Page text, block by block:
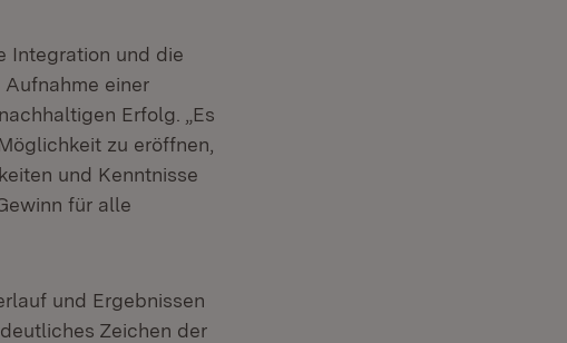
Integration und die
einer
Erfolg. „Es
zu eröffnen,
und Kenntnisse
für alle
und Ergebnissen
Zeichen der